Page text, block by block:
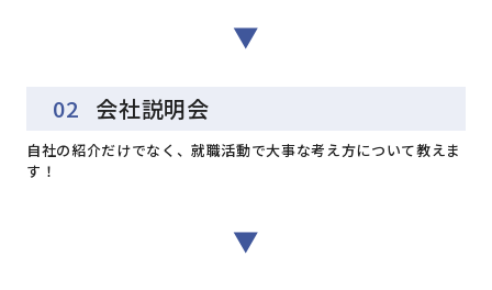
▼
02 会社説明会
自社の紹介だけでなく、就職活動で大事な考え方について教えま
す！
▼